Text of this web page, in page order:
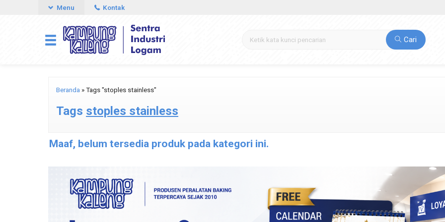
Menu Kontak
Cari
Beranda »Tags "stoples stainless"
Tags stoples stainless
Maaf, belum tersedia produk pada kategori ini.